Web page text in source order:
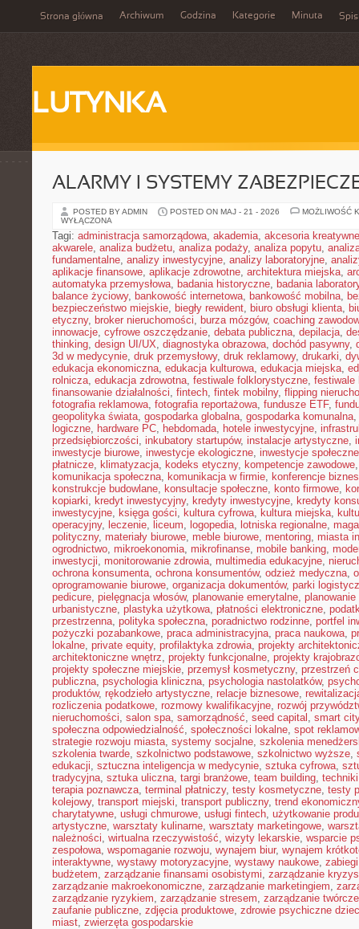
Strona główna Archiwum Godzina Kategorie Minuta Spis
LUTYNKA
ALARMY I SYSTEMY
POSTED BY ADMIN POSTED ON MAJ - 21 - 2026
MOŻLIWOŚĆ
WYŁĄCZONA
Tagi: administracja samorządowa, akademia, akcesoria kreatywne
akwarele, analiza budżetu, analiza podaży, analiza popytu,
fundamentalne, analizy inwestycyjne, analizy laboratoryjne,
aplikacje finansowe, aplikacje zdrowotne, architektura miejska,
automatyka przemysłowa, badania historyczne, badania
balance życiowy, bankowość internetowa, bankowość mobilna,
bezpieczeństwo miejskie, biegły rewident, biuro obsługi klienta,
etyczny, broker nieruchomości, burza mózgów, coaching
innowacje, cyfrowe oszczędzanie, debata publiczna, depilacja,
thinking, design UI/UX, diagnostyka obrazowa, dochód pasywny,
3d w medycynie, druk przemysłowy, druk reklamowy, drukarki,
edukacja ekonomiczna, edukacja kulturowa, edukacja miejska,
rolnicza, edukacja zdrowotna, festiwale folklorystyczne, festiwale
finansowanie działalności, fintech, fintek mobilny, flipping
fotografia reklamowa, fotografia reportażowa, fundusze ETF,
geopolityka świata, gospodarka globalna, gospodarka komunalna,
logiczne, hardware PC, hebdomada, hotele inwestycyjne,
przedsiębiorczości, inkubatory startupów, instalacje artystyczne,
inwestycje biurowe, inwestycje ekologiczne, inwestycje społeczne
płatnicze, klimatyzacja, kodeks etyczny, kompetencje zawodowe
komunikacja społeczna, komunikacja w firmie, konferencje
konstrukcje budowlane, konsultacje społeczne, konto firmowe,
kopiarki, kredyt inwestycyjny, kredyty inwestycyjne, kredyty
inwestycyjne, księga gości, kultura cyfrowa, kultura miejska,
operacyjny, leczenie, liceum, logopedia, lotniska regionalne,
polityczny, materiały biurowe, meble biurowe, mentoring, miasta
ogrodnictwo, mikroekonomia, mikrofinanse, mobile banking,
inwestycji, monitorowanie zdrowia, multimedia edukacyjne,
ochrona konsumenta, ochrona konsumentów, odzież medyczna,
oprogramowanie biurowe, organizacja dokumentów, parki
pedicure, pielęgnacja włosów, planowanie emerytalne, planowanie
urbanistyczne, plastyka użytkowa, płatności elektroniczne,
przestrzenna, polityka społeczna, poradnictwo rodzinne, portfel
pożyczki pozabankowe, praca administracyjna, praca naukowa,
lokalne, private equity, profilaktyka zdrowia, projekty
architektoniczne wnętrz, projekty funkcjonalne, projekty
projekty społeczne miejskie, przemysł kosmetyczny, przestrzeń
publiczna, psychologia kliniczna, psychologia nastolatków,
produktów, rękodzieło artystyczne, relacje biznesowe,
rozliczenia podatkowe, rozmowy kwalifikacyjne, rozwój
nieruchomości, salon spa, samorządność, seed capital , smart city
społeczna odpowiedzialność, społeczności lokalne, spot
strategie rozwoju miasta, systemy socjalne, szkolenia
szkolenia twarde, szkolnictwo podstawowe, szkolnictwo wyższe,
edukacji, sztuczna inteligencja w medycynie, sztuka cyfrowa,
tradycyjna, sztuka uliczna, targi branżowe, team building,
terapia poznawcza, terminal płatniczy, testy kosmetyczne, testy
kolejowy, transport miejski, transport publiczny, trend
charytatywne, usługi chmurowe, usługi fintech, użytkowanie
artystyczne, warsztaty kulinarne, warsztaty marketingowe,
należności, wirtualna rzeczywistość, wizyty lekarskie, wsparcie
zespołowa, wspomaganie rozwoju, wynajem biur, wynajem
interaktywne, wystawy motoryzacyjne, wystawy naukowe,
budżetem, zarządzanie finansami osobistymi, zarządzanie
zarządzanie makroekonomiczne, zarządzanie marketingiem,
zarządzanie ryzykiem, zarządzanie stresem, zarządzanie twórcze
zaufanie publiczne, zdjęcia produktowe, zdrowie psychiczne
miast, zwierzęta gospodarskie